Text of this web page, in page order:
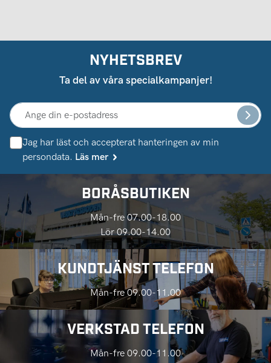
NYHETSBREV
Ta del av våra specialkampanjer!
Jag har läst och accepterat hanteringen av min
persondata. Läs mer
BORÅSBUTIKEN
Mån-fre 07.00-18.00
Lör 09.00-14.00
KUNDTJÄNST TELEFON
Mån-fre 09.00-11.00
VERKSTAD TELEFON
Mån-fre 09.00-11.00